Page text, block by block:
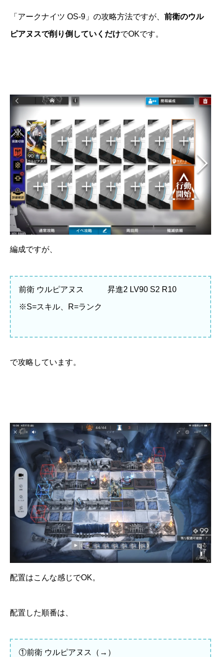
「アークナイツ OS-9」の攻略方法ですが、 前衛のウル
ピアヌスで削り倒していくだけでOKです。
編成ですが、
前衛 ウルピアヌス 昇進2 LV90 S2 R10
※S=スキル、R=ランク
で攻略しています。
配置はこんな感じでOK。
配置した順番は、
①前衛 ウルピアヌス（→）